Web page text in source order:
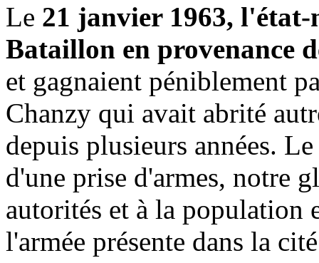
Le 21 janvier 1963,
Bataillon en provenance
et gagnaient péniblement
Chanzy qui avait abrité
depuis plusieurs années.
d'une prise d'armes, notre
autorités et à la population
l'armée présente dans la